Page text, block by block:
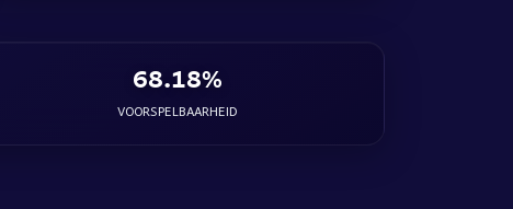
68.18%
VOORSPELBAARHEID